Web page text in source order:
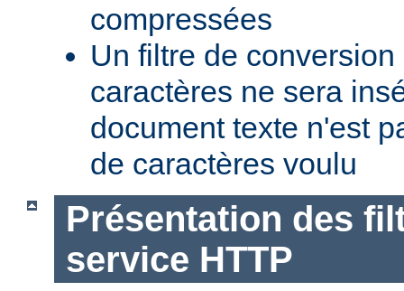
compressées
Un filtre de
caractères ne sera
document texte n'est
de caractères voulu
Présentation des
service HTTP